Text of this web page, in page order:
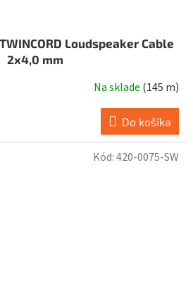
Loudspeaker Cable
2x4,0 mm
Na sklade (145 m)
Do košíka
Kód:420-0075-SW